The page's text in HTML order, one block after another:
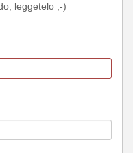
leggetelo ;-)